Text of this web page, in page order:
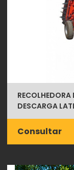
RECOLHEDORA
DESCARGA
Consultar